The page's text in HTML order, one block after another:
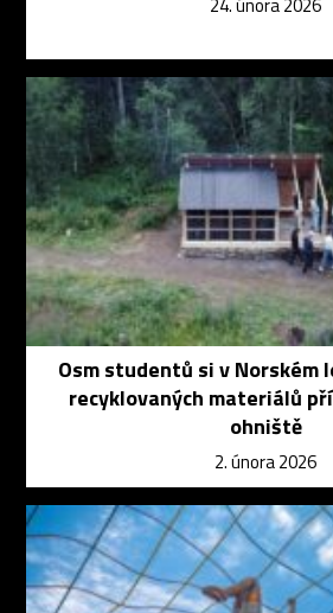
Osm studentů si v Norském
recyklovaných materiálů
ohniště
2. února 2026